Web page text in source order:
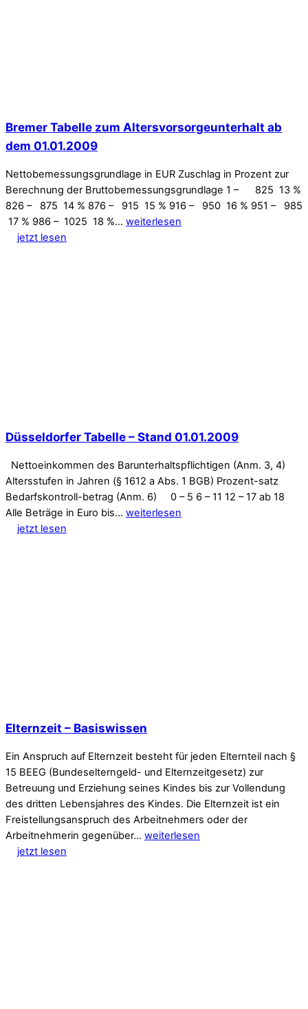
Bremer Tabelle zum Altersvorsorgeunterhalt ab
dem 01.01.2009
Nettobemessungsgrundlage in EUR Zuschlag in Prozent zur
Berechnung der Bruttobemessungsgrundlage 1 – 825 13 %
826 – 875 14 % 876 – 915 15 % 916 – 950 16 % 951 – 985
17 % 986 – 1025 18 %… weiterlesen
jetzt lesen
Düsseldorfer Tabelle – Stand 01.01.2009
Nettoeinkommen des Barunterhaltspflichtigen (Anm. 3, 4)
Altersstufen in Jahren (§ 1612 a Abs. 1 BGB) Prozent-satz
Bedarfskontroll-betrag (Anm. 6) 0 – 5 6 – 11 12 – 17 ab 18
Alle Beträge in Euro bis… weiterlesen
jetzt lesen
Elternzeit – Basiswissen
Ein Anspruch auf Elternzeit besteht für jeden Elternteil nach §
15 BEEG (Bundeselterngeld- und Elternzeitgesetz) zur
Betreuung und Erziehung seines Kindes bis zur Vollendung
des dritten Lebensjahres des Kindes. Die Elternzeit ist ein
Freistellungsanspruch des Arbeitnehmers oder der
Arbeitnehmerin gegenüber… weiterlesen
jetzt lesen